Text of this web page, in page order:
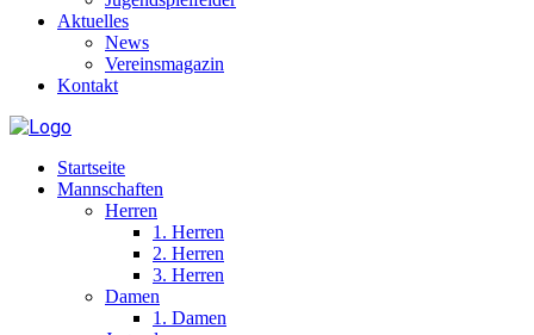
Aktuelles
News
Vereinsmagazin
Kontakt
Startseite
Mannschaften
Herren
1. Herren
2. Herren
3. Herren
Damen
1. Damen